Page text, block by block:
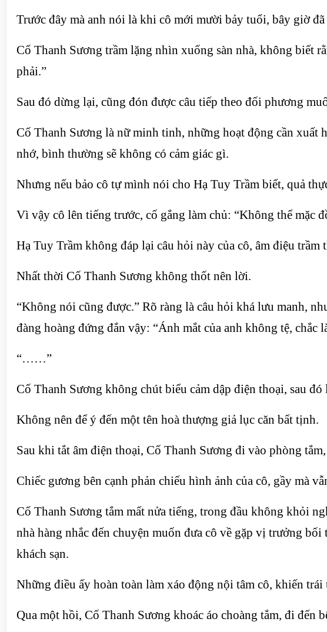
Trước đây mà anh nói là khi cô mới mười bảy tuổi, bây giờ
Cố Thanh Sương trầm lặng nhìn xuống sàn nhà, không biết
phải.”
Sau đó dừng lại, cũng đón được câu tiếp theo đối phương
Cố Thanh Sương là nữ minh tinh, những hoạt động cần xuất
nhớ, bình thường sẽ không có cảm giác gì.
Nhưng nếu bảo cô tự mình nói cho Hạ Tuy Trầm biết, quả
Vì vậy cô lên tiếng trước, cố gắng làm chủ: “Không thể mặc
Hạ Tuy Trầm không đáp lại câu hỏi này của cô, âm điệu
Nhất thời Cố Thanh Sương không thốt nên lời.
“Không nói cũng được.” Rõ ràng là câu hỏi khá lưu manh,
đàng hoàng đứng đắn vậy: “Ánh mắt của anh không tệ, chắc
“……”
Cố Thanh Sương không chút biểu cảm dập điện thoại, sau
Không nên để ý đến một tên hoà thượng giả lục căn bất tịnh.
Sau khi tắt âm điện thoại, Cố Thanh Sương đi vào phòng
Chiếc gương bên cạnh phản chiếu hình ảnh của cô, gầy mà
Cố Thanh Sương tắm mất nửa tiếng, trong đầu không khỏi
nhà hàng nhắc đến chuyện muốn đưa cô về gặp vị trưởng
khách sạn.
Những điều ấy hoàn toàn làm xáo động nội tâm cô, khiến
Qua một hồi, Cố Thanh Sương khoác áo choàng tắm, đi đến